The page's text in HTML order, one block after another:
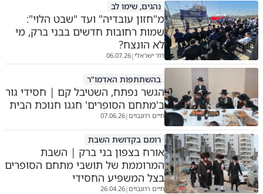
נהגים, שימו לב
מ"חזון עובדיה" ועד "שבט הלוי":
שמות רחובות חדשים בבני ברק, מי
לא הונצח?
דוד ישראלי|
06.07.26
בהשתתפות האדמו"ר
הגשר נפתח, השטיבל קם | חסידי גור
ב'מתחם הסופרים' חגגו חנוכת הבית
חיים רוזנבוים|
07.06.26
רומם בקדושת השבת
אורח בצפון בני ברק | השבת
המרוממת של תושבי מתחם הסופרים
בצל המשפיע החסידי
חיים רוזנבוים|
26.04.26